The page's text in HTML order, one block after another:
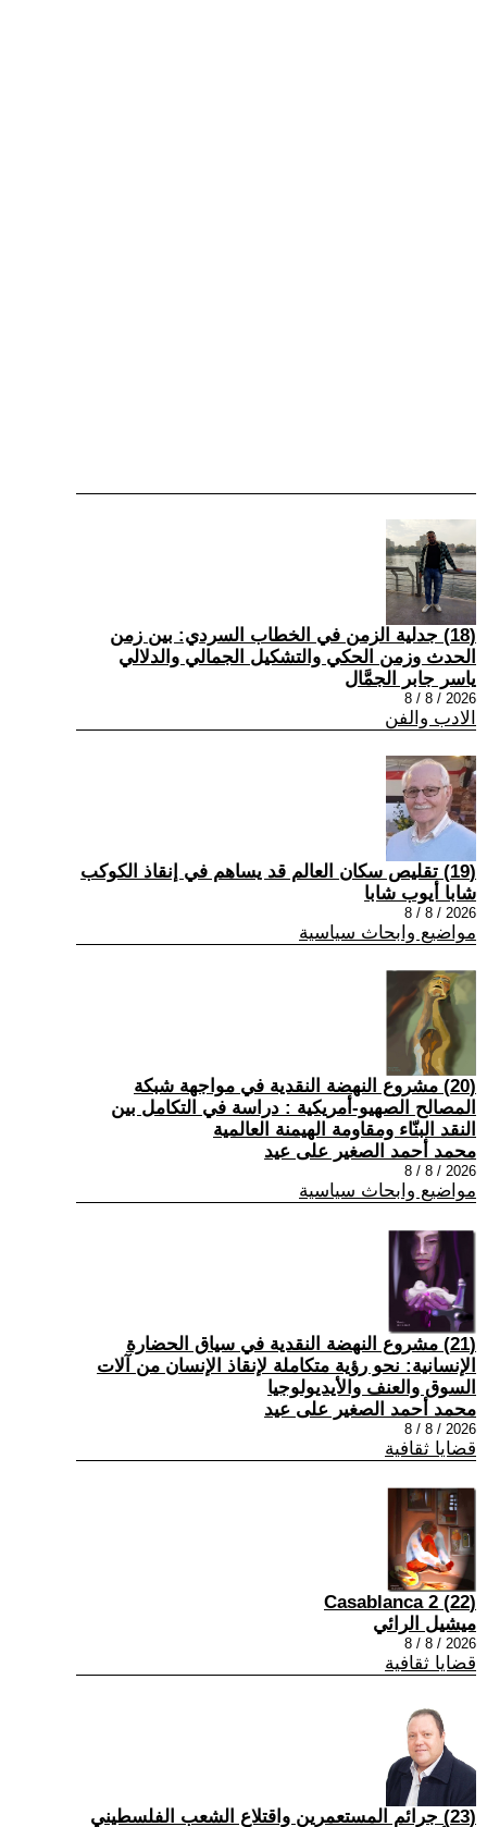
(18) جدلية الزمن في الخطاب السردي: بين زمن
الحدث وزمن الحكي والتشكيل الجمالي والدلالي
ياسر جابر الجمَّال
2026 / 8 / 8
الادب والفن
(19) تقليص سكان العالم قد يساهم في إنقاذ الكوكب
شابا أيوب شابا
2026 / 8 / 8
مواضيع وابحاث سياسية
(20) مشروع النهضة النقدية في مواجهة شبكة
المصالح الصهيو-أمريكية : دراسة في التكامل بين
النقد البنّاء ومقاومة الهيمنة العالمية
محمد أحمد الصغير على عيد
2026 / 8 / 8
مواضيع وابحاث سياسية
(21) مشروع النهضة النقدية في سياق الحضارة
الإنسانية: نحو رؤية متكاملة لإنقاذ الإنسان من آلات
السوق والعنف والأيديولوجيا
محمد أحمد الصغير على عيد
2026 / 8 / 8
قضايا ثقافية
(22) Casablanca 2
ميشيل الرائي
2026 / 8 / 8
قضايا ثقافية
(23) جرائم المستعمرين واقتلاع الشعب الفلسطيني